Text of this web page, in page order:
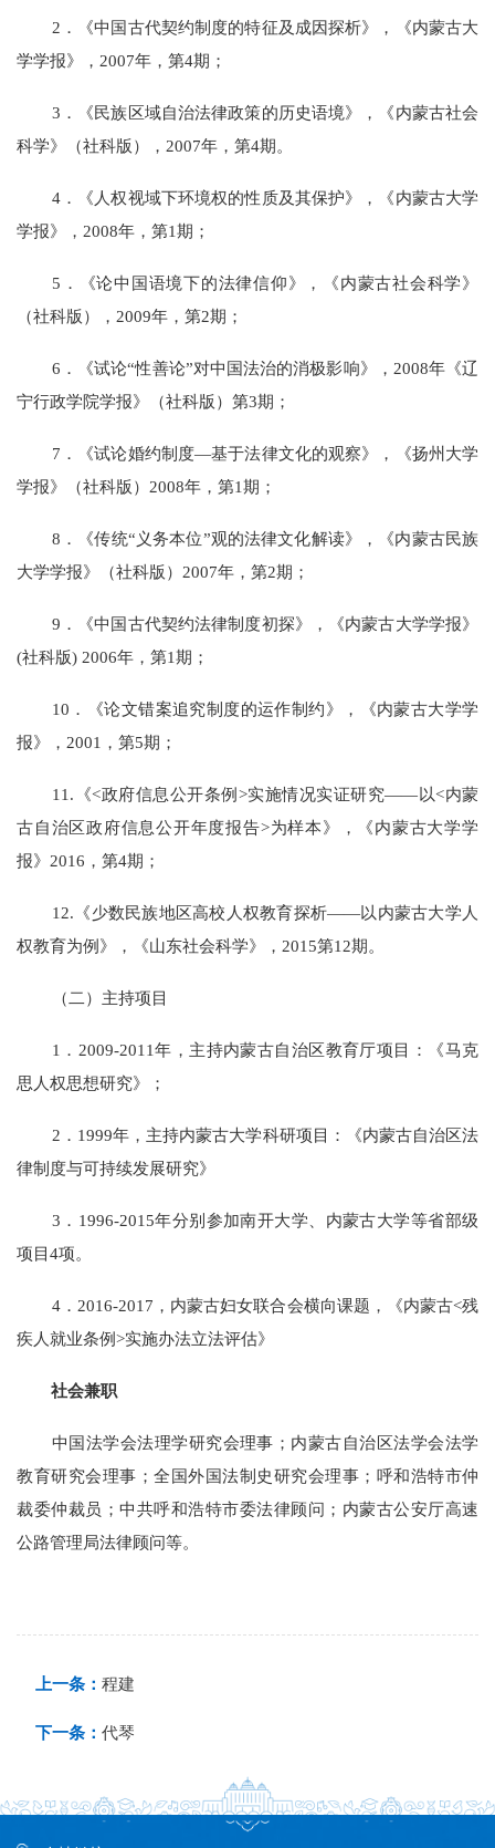
2．《中国古代契约制度的特征及成因探析》，《内蒙古大
学学报》，2007年，第4期；
3．《民族区域自治法律政策的历史语境》，《内蒙古社会
科学》（社科版），2007年，第4期。
4．《人权视域下环境权的性质及其保护》，《内蒙古大学
学报》，2008年，第1期；
5．《论中国语境下的法律信仰》，《内蒙古社会科学》
（社科版），2009年，第2期；
6．《试论“性善论”对中国法治的消极影响》，2008年《辽
宁行政学院学报》（社科版）第3期；
7．《试论婚约制度—基于法律文化的观察》，《扬州大学
学报》（社科版）2008年，第1期；
8．《传统“义务本位”观的法律文化解读》，《内蒙古民族
大学学报》（社科版）2007年，第2期；
9．《中国古代契约法律制度初探》，《内蒙古大学学报》
(社科版) 2006年，第1期；
10．《论文错案追究制度的运作制约》，《内蒙古大学学
报》，2001，第5期；
11.《<政府信息公开条例>实施情况实证研究——以<内蒙
古自治区政府信息公开年度报告>为样本》，《内蒙古大学学
报》2016，第4期；
12.《少数民族地区高校人权教育探析——以内蒙古大学人
权教育为例》，《山东社会科学》，2015第12期。
（二）主持项目
1．2009-2011年，主持内蒙古自治区教育厅项目：《马克
思人权思想研究》；
2．1999年，主持内蒙古大学科研项目：《内蒙古自治区法
律制度与可持续发展研究》
3．1996-2015年分别参加南开大学、内蒙古大学等省部级
项目4项。
4．2016-2017，内蒙古妇女联合会横向课题，《内蒙古<残
疾人就业条例>实施办法立法评估》
社会兼职
中国法学会法理学研究会理事；内蒙古自治区法学会法学
教育研究会理事；全国外国法制史研究会理事；呼和浩特市仲
裁委仲裁员；中共呼和浩特市委法律顾问；内蒙古公安厅高速
公路管理局法律顾问等。
上一条： 程建
下一条： 代琴